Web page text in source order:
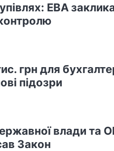
ЕВА
грн для
підозри
влади
Закон